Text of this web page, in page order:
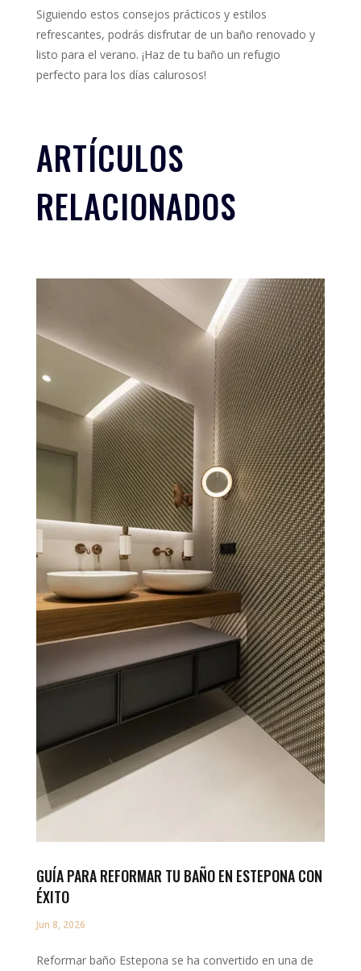
Siguiendo estos consejos prácticos y estilos
refrescantes, podrás disfrutar de un baño renovado y
listo para el verano. ¡Haz de tu baño un refugio
perfecto para los días calurosos!
ARTÍCULOS
RELACIONADOS
GUÍA PARA REFORMAR TU BAÑO EN ESTEPONA CON
ÉXITO
Jun 8, 2026
Reformar baño Estepona se ha convertido en una de